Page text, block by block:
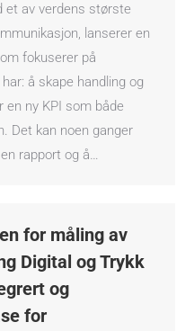
et av verdens største
lanserer en
fokuserer på
å skape handling og
ny KPI som både
Det kan noen ganger
rapport og å…
for måling av
Digital og Trykk
og
for